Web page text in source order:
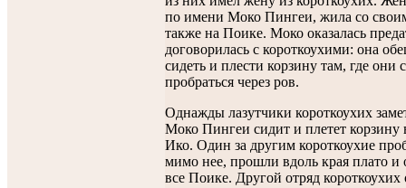
по имени Моко Пингеи, жила со
также на Поике. Моко оказалась
договорилась с короткоухими: она
сидеть и плести корзину там, где они
пробраться через ров.
Однажды лазутчики короткоухих
Моко Пингеи сидит и плетет корзину
Ико. Один за другим короткоухие
мимо нее, прошли вдоль края плато и
все Поике. Другой отряд короткоухих